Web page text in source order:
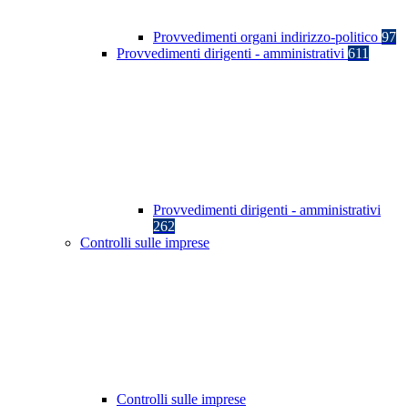
Provvedimenti organi indirizzo-politico 97
Provvedimenti dirigenti - amministrativi 611
Provvedimenti dirigenti - amministrativi
262
Controlli sulle imprese
Controlli sulle imprese